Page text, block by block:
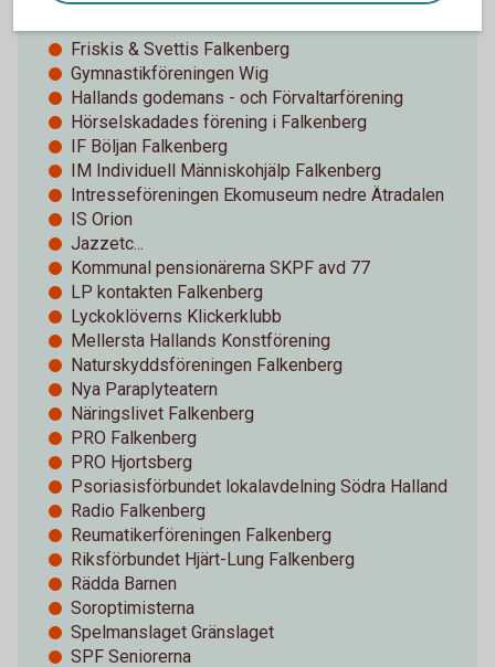
Friskis & Svettis Falkenberg
Gymnastikföreningen Wig
Hallands godemans - och Förvaltarförening
Hörselskadades förening i Falkenberg
IF Böljan Falkenberg
IM Individuell Människohjälp Falkenberg
Intresseföreningen Ekomuseum nedre Ätradalen
IS Orion
Jazzetc...
Kommunal pensionärerna SKPF avd 77
LP kontakten Falkenberg
Lyckoklöverns Klickerklubb
Mellersta Hallands Konstförening
Naturskyddsföreningen Falkenberg
Nya Paraplyteatern
Näringslivet Falkenberg
PRO Falkenberg
PRO Hjortsberg
Psoriasisförbundet lokalavdelning Södra Halland
Radio Falkenberg
Reumatikerföreningen Falkenberg
Riksförbundet Hjärt-Lung Falkenberg
Rädda Barnen
Soroptimisterna
Spelmanslaget Gränslaget
SPF Seniorerna